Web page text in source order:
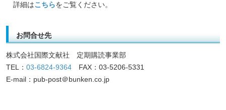
詳細はこちらをご覧ください。
お問合せ先
株式会社国際文献社 定期購読事業部
TEL： 03-6824-9364 FAX：03-5206-5331
E-mail：pub-post＠bunken.co.jp